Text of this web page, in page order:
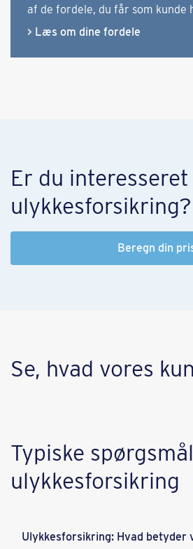
af de fordele, du får som kunde
> Læs om dine fordele
Er du
ulykkesforsikring?
Beregn din
Se, hvad vores
​​Typiske
ulykkesforsikring
Ulykkesforsikring: Hvad betyder